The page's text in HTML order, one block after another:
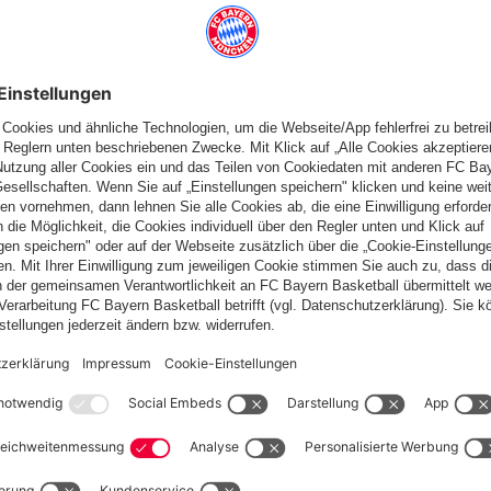
für Bülter in Spielminute 66'
Wechsel Kolodziejczak für Mohr in Spielminute 66'
66' Wechsel Sabitzer für
FC Bayern TV Spieltag